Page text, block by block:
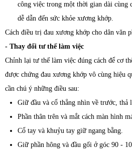
công việc trong một thời gian dài cùng
dễ dẫn đến sức khỏe xương khớp.
Cách điều trị đau xương khớp cho dân văn
- Thay đổi tư thế làm việc
Chỉnh lại tư thế làm việc đúng cách để cơ
được chứng đau xương khớp vô cùng hiệu
cần chú ý những điều sau:
Giữ đầu và cổ thẳng nhìn về trước, thả
Phần thân trên và mắt cách màn hình
Cổ tay và khuỷu tay giữ ngang bằng.
Giữ phần hông và đầu gối ở góc 90 -